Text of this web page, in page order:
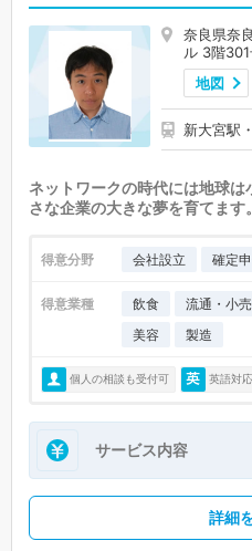
奈良県奈
ル 3階
地図
新大宮駅
ネットワークの時代には地球
さな企業の大きな夢を育てます。
得意分野 会社設立 確定
得意業種 飲食 流通・小売
美容
製造
個人の相談も受付可 英語対
サービス内容
詳細